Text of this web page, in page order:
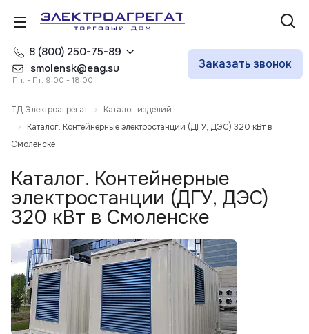
8 (800) 250-75-89
smolensk@eag.su
Пн. - Пт. 9:00 - 18:00
Заказать звонок
ТД Электроагрегат
Каталог изделий
Каталог. Контейнерные электростанции (ДГУ, ДЭС) 320 кВт в
Смоленске
Каталог. Контейнерные
электростанции (ДГУ, ДЭС)
320 кВт в Смоленске